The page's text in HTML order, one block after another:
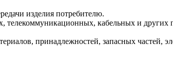
изделия потребителю.
кабельных и других
принадлежностей, запасных частей,